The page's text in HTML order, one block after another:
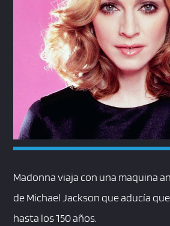
Whatsapp
Madonna viaja con una maquina
de Michael Jackson que aducía
hasta los 150 años.